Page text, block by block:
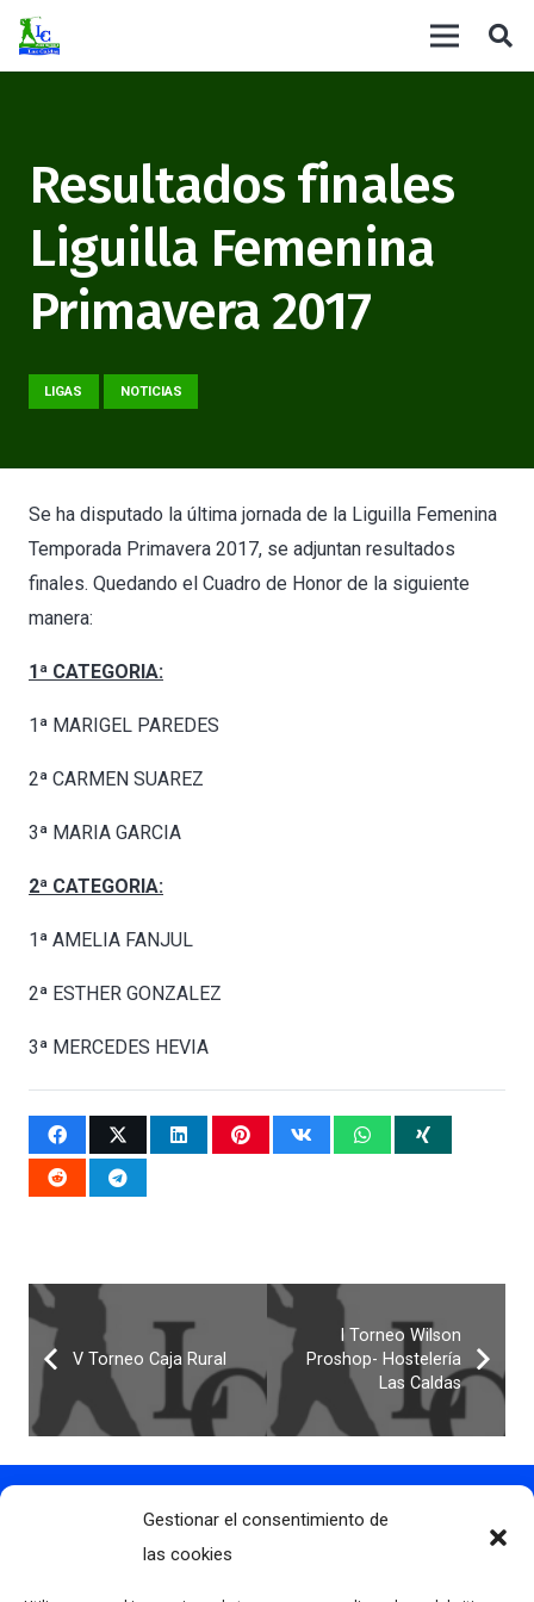
Gestionar el consentimiento de
las cookies
Resultados finales
Liguilla Femenina
Primavera 2017
LIGAS NOTICIAS
Se ha disputado la última jornada de la Liguilla Femenina
Temporada Primavera 2017, se adjuntan resultados
finales. Quedando el Cuadro de Honor de la siguiente
manera:
1ª CATEGORIA:
1ª MARIGEL PAREDES
2ª CARMEN SUAREZ
3ª MARIA GARCIA
2ª CATEGORIA:
1ª AMELIA FANJUL
2ª ESTHER GONZALEZ
3ª MERCEDES HEVIA
V Torneo Caja Rural
I Torneo Wilson
Proshop- Hostelería
Las Caldas
Contacto
info@clubdegolflascaldas.com